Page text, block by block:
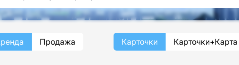
Продажа Карточки Карточки+Карта